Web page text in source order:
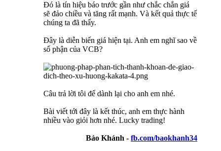
Đó là tín hiệu báo trước gần như chắc chắn giá
sẽ đảo chiều và tăng rất mạnh. Và kết quả thực tế
chúng ta đã thấy.
Đây là diễn biến giá hiện tại. Anh em nghĩ sao về
số phận của VCB?
Câu trả lời tôi để dành lại cho anh em nhé.
Bài viết tới đây là kết thúc, anh em thực hành
nhiều vào giỏi hơn nhé. Lucky trading!
Bảo Khánh - fb.com/baokhanh34